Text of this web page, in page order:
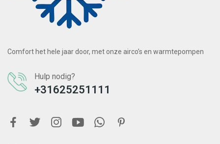
Comfort het hele jaar door, met onze airco’s en warmtepompen
Hulp nodig?
+31625251111